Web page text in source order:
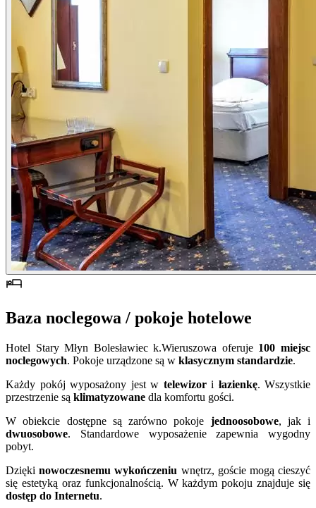
Baza noclegowa / pokoje hotelowe
Hotel Stary Młyn Bolesławiec k.Wieruszowa oferuje 100 miejsc
noclegowych. Pokoje urządzone są w klasycznym standardzie.
Każdy pokój wyposażony jest w telewizori łazienkę. Wszystkie
przestrzenie są klimatyzowane dla komfortu gości.
W obiekcie dostępne są zarówno pokoje jednoosobowe, jak i
dwuosobowe. Standardowe wyposażenie zapewnia wygodny
pobyt.
Dziękinowoczesnemu wykończeniu wnętrz, goście mogą cieszyć
się estetyką oraz funkcjonalnością. W każdym pokoju znajduje się
dostęp do Internetu.